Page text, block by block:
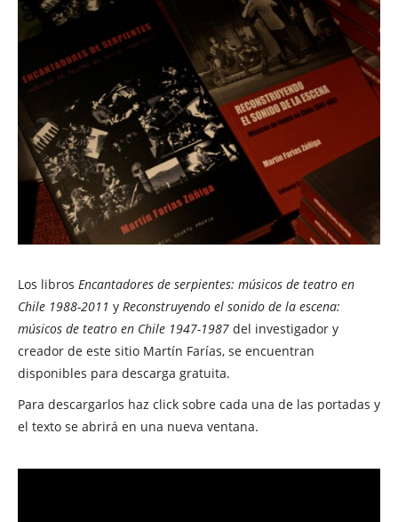
Los libros Encantadores de serpientes: músicos de teatro en
Chile 1988-2011 y Reconstruyendo el sonido de la escena:
músicos de teatro en Chile 1947-1987 del investigador y
creador de este sitio Martín Farías, se encuentran
disponibles para descarga gratuita.
Para descargarlos haz click sobre cada una de las portadas y
el texto se abrirá en una nueva ventana.